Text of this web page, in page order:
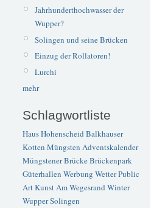
Jahrhunderthochwasser der
Wupper?
Solingen und seine Brücken
Einzug der Rollatoren!
Lurchi
mehr
Schlagwortliste
Haus Hohenscheid Balkhauser
Kotten Müngsten Adventskalender
Müngstener BrückeBrückenpark
Güterhallen Werbung WetterPublic
ArtKunstAm Wegesrand Winter
WupperSolingen